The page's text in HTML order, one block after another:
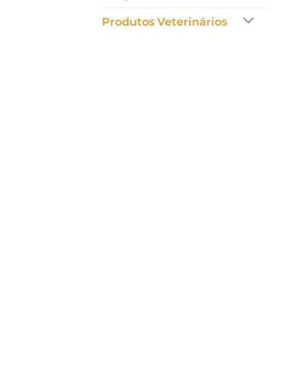
Produtos Veterinários